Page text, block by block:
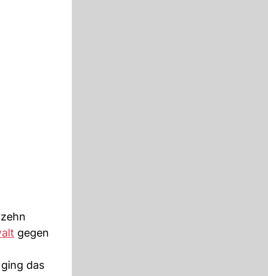
gegen
das